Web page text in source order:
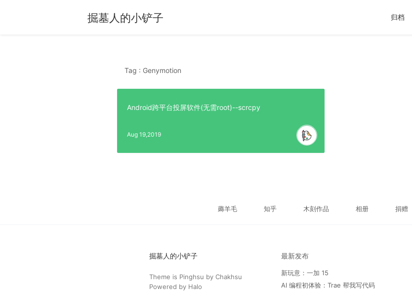
掘墓人的小铲子 归档
Tag : Genymotion
Android跨平台投屏软件(无需root)--scrcpy
Aug 19,2019
薅羊毛 知乎 木刻作品 相册 捐赠
掘墓人的小铲子
Theme is Pinghsu by Chakhsu
Powered by Halo
最新发布
新玩意：一加 15
AI 编程初体验：Trae 帮我写代码